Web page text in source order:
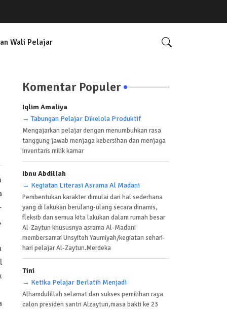
Wali Pelajar
Komentar Populer
Iqlim Amaliya
→ Tabungan Pelajar Dikelola Produktif
Mengajarkan pelajar dengan menumbuhkan rasa
tanggung jawab menjaga kebersihan dan menjaga
inventaris milik kamar
Ibnu Abdillah
→ Kegiatan Literasi Asrama Al Madani
Pembentukan karakter dimulai dari hal sederhana
yang di lakukan berulang-ulang secara dinamis,
fleksib dan semua kita lakukan dalam rumah besar
Al-Zaytun khususnya asrama Al-Madani
membersamai Unsyitoh Yaumiyah/kegiatan sehari-
hari pelajar Al-Zaytun.Merdeka
Tini
→ Ketika Pelajar Berlatih Menjadi
Alhamdulillah selamat dan sukses pemilihan raya
calon presiden santri Alzaytun,masa bakti ke 23